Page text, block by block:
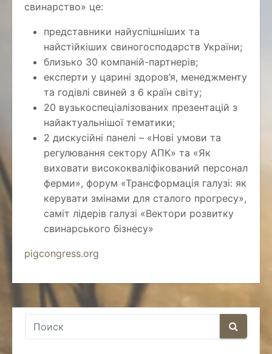
свинарство» це:
представники найуспішніших та
найстійкіших свиногосподарств України;
близько 30 компаній-партнерів;
експерти у царині здоров’я, менеджменту
та годівлі свиней з 6 країн світу;
20 вузькоспеціалізованих презентацій з
найактуальнішої тематики;
2 дискусійні панелі – «Нові умови та
регулювання сектору АПК» та «Як
виховати висококваліфікований персонал
ферми», форум «Трансформація галузі: як
керувати змінами для сталого прогресу»,
саміт лідерів галузі «Вектори розвитку
свинарського бізнесу»
pigcongress.org